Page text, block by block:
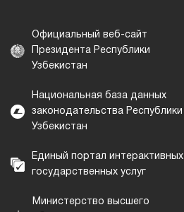
Официальный веб-сайт
Президента Республики
Узбекистан
Национальная база данных
законодательства Республики
Узбекистан
Единый портал интерактивных
государственных услуг
Министерство высшего